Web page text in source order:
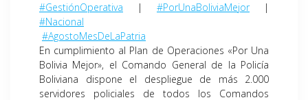
#GestiónOperativa | #PorUnaBoliviaMejor|
#Nacional
#AgostoMesDeLaPatria
En cumplimiento al Plan de Operaciones «Por Una
Bolivia Mejor», el Comando General de la Policía
Boliviana dispone el despliegue de más 2.000
servidores policiales de todos los Comandos